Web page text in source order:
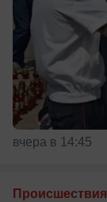
вчера в 14:45
Происшествия